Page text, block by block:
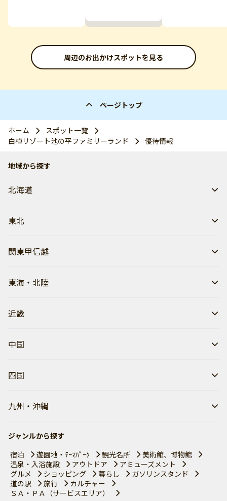
周辺のお出かけスポットを見る
ページトップ
ホーム
スポット一覧
白樺リゾート池の平ファミリーランド
優待情報
地域から探す
北海道
東北
関東甲信越
東海・北陸
近畿
中国
四国
九州・沖縄
ジャンルから探す
宿泊
遊園地・ﾃｰﾏﾊﾟｰｸ 観光名所
美術館、博物館
温泉・入浴施設
アウトドア
アミューズメント
グルメ
ショッピング 暮らし
ガソリンスタンド
道の駅
旅行
カルチャー
ＳＡ・ＰＡ（サービスエリア）